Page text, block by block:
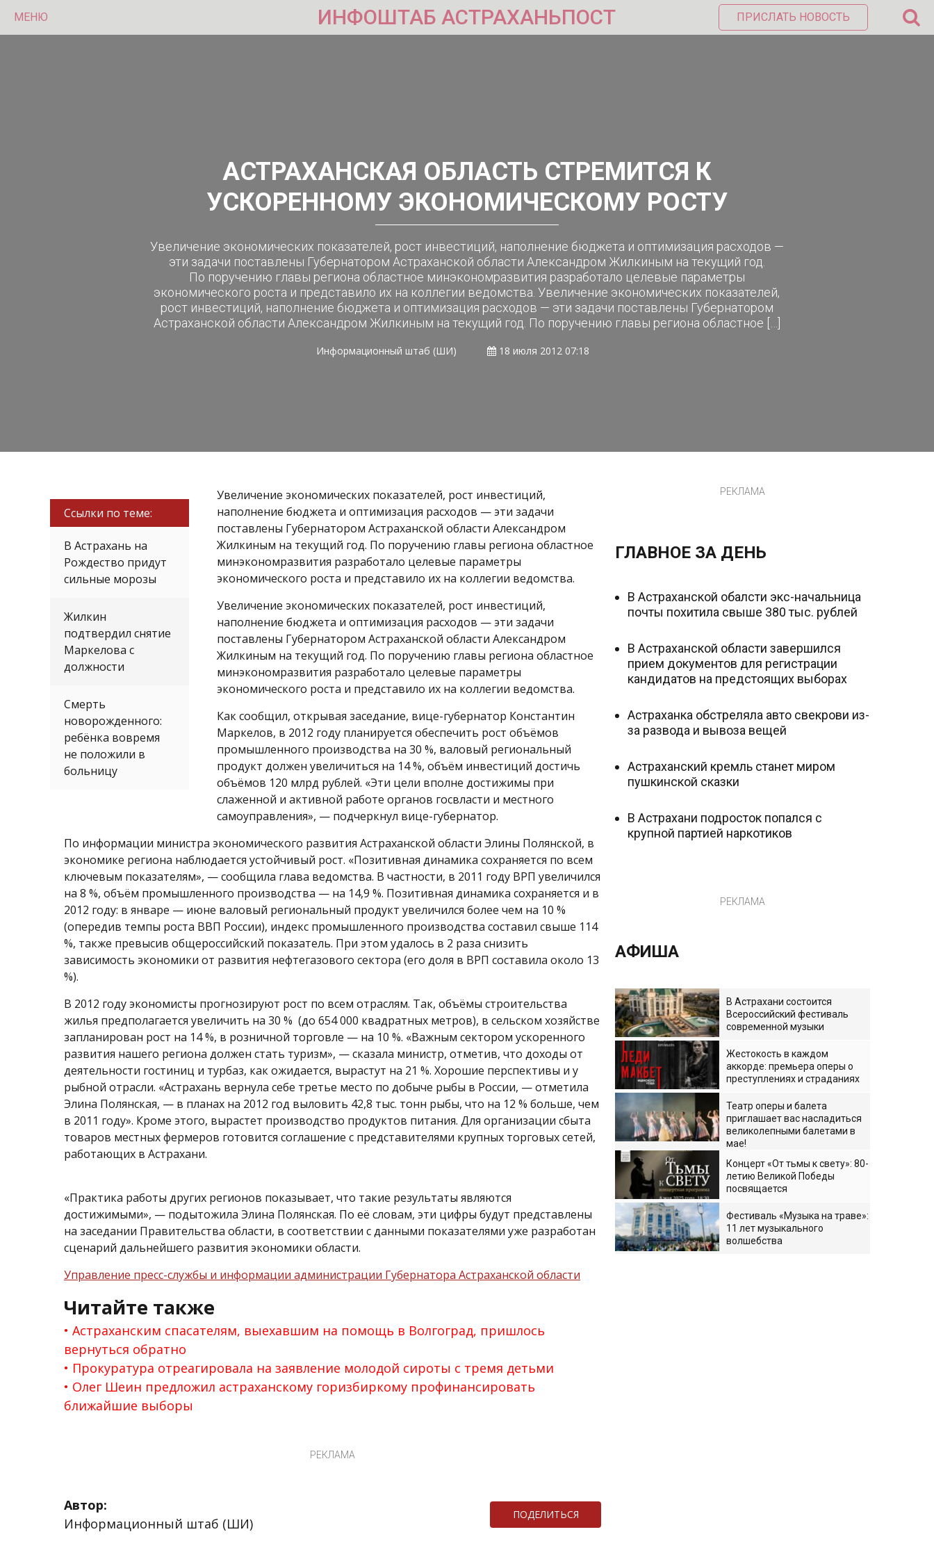
МЕНЮ ИНФОШТАБ АСТРАХАНЬПОСТ ПРИСЛАТЬ НОВОСТЬ
АСТРАХАНСКАЯ ОБЛАСТЬ СТРЕМИТСЯ К
УСКОРЕННОМУ ЭКОНОМИЧЕСКОМУ РОСТУ
Увеличение экономических показателей, рост инвестиций, наполнение бюджета и оптимизация расходов —
эти задачи поставлены Губернатором Астраханской области Александром Жилкиным на текущий год.
По поручению главы региона областное минэкономразвития разработало целевые параметры
экономического роста и представило их на коллегии ведомства. Увеличение экономических показателей,
рост инвестиций, наполнение бюджета и оптимизация расходов — эти задачи поставлены Губернатором
Астраханской области Александром Жилкиным на текущий год. По поручению главы региона областное […]
Информационный штаб (ШИ) 18 июля 2012 07:18
Ссылки по теме:
В Астрахань на
Рождество придут
сильные морозы
Жилкин
подтвердил снятие
Маркелова с
должности
Смерть
новорожденного:
ребёнка вовремя
не положили в
больницу
Увеличение экономических показателей, рост инвестиций,
наполнение бюджета и оптимизация расходов — эти задачи
поставлены Губернатором Астраханской области Александром
Жилкиным на текущий год. По поручению главы региона областное
минэкономразвития разработало целевые параметры
экономического роста и представило их на коллегии ведомства.
Увеличение экономических показателей, рост инвестиций,
наполнение бюджета и оптимизация расходов — эти задачи
поставлены Губернатором Астраханской области Александром
Жилкиным на текущий год. По поручению главы региона областное
минэкономразвития разработало целевые параметры
экономического роста и представило их на коллегии ведомства.
Как сообщил, открывая заседание, вице-губернатор Константин
Маркелов, в 2012 году планируется обеспечить рост объёмов
промышленного производства на 30 %, валовый региональный
продукт должен увеличиться на 14 %, объём инвестиций достичь
объёмов 120 млрд рублей. «Эти цели вполне достижимы при
слаженной и активной работе органов госвласти и местного
самоуправления», — подчеркнул вице-губернатор.
По информации министра экономического развития Астраханской области Элины Полянской, в
экономике региона наблюдается устойчивый рост. «Позитивная динамика сохраняется по всем
ключевым показателям», — сообщила глава ведомства. В частности, в 2011 году ВРП увеличился
на 8 %, объём промышленного производства — на 14,9 %. Позитивная динамика сохраняется и в
2012 году: в январе — июне валовый региональный продукт увеличился более чем на 10 %
(опередив темпы роста ВВП России), индекс промышленного производства составил свыше 114
%, также превысив общероссийский показатель. При этом удалось в 2 раза снизить
зависимость экономики от развития нефтегазового сектора (его доля в ВРП составила около 13
%).
В 2012 году экономисты прогнозируют рост по всем отраслям. Так, объёмы строительства
жилья предполагается увеличить на 30 % (до 654 000 квадратных метров), в сельском хозяйстве
запланирован рост на 14 %, в розничной торговле — на 10 %. «Важным сектором ускоренного
развития нашего региона должен стать туризм», — сказала министр, отметив, что доходы от
деятельности гостиниц и турбаз, как ожидается, вырастут на 21 %. Хорошие перспективы и у
рыбной отрасли. «Астрахань вернула себе третье место по добыче рыбы в России, — отметила
Элина Полянская, — в планах на 2012 год выловить 42,8 тыс. тонн рыбы, что на 12 % больше, чем
в 2011 году». Кроме этого, вырастет производство продуктов питания. Для организации сбыта
товаров местных фермеров готовится соглашение с представителями крупных торговых сетей,
работающих в Астрахани.
«Практика работы других регионов показывает, что такие результаты являются
достижимыми», — подытожила Элина Полянская. По её словам, эти цифры будут представлены
на заседании Правительства области, в соответствии с данными показателями уже разработан
сценарий дальнейшего развития экономики области.
Управление пресс-службы и информации администрации Губернатора Астраханской области
Читайте также
Астраханским спасателям, выехавшим на помощь в Волгоград, пришлось
вернуться обратно
Прокуратура отреагировала на заявление молодой сироты с тремя детьми
Олег Шеин предложил астраханскому горизбиркому профинансировать
ближайшие выборы
РЕКЛАМА
Автор:
Информационный штаб (ШИ)
ПОДЕЛИТЬСЯ
РЕКЛАМА
ГЛАВНОЕ ЗА ДЕНЬ
В Астраханской обалсти экс-начальница
почты похитила свыше 380 тыс. рублей
В Астраханской области завершился
прием документов для регистрации
кандидатов на предстоящих выборах
Астраханка обстреляла авто свекрови из-
за развода и вывоза вещей
Астраханский кремль станет миром
пушкинской сказки
В Астрахани подросток попался с
крупной партией наркотиков
РЕКЛАМА
АФИША
В Астрахани состоится
Всероссийский фестиваль
современной музыки
Жестокость в каждом
аккорде: премьера оперы о
преступлениях и страданиях
Театр оперы и балета
приглашает вас насладиться
великолепными балетами в
мае!
Концерт «От тьмы к свету»: 80-
летию Великой Победы
посвящается
Фестиваль «Музыка на траве»:
11 лет музыкального
волшебства